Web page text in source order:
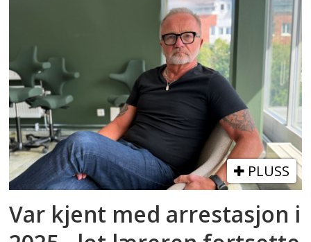
PLUSS
Var kjent med arrestasjon i